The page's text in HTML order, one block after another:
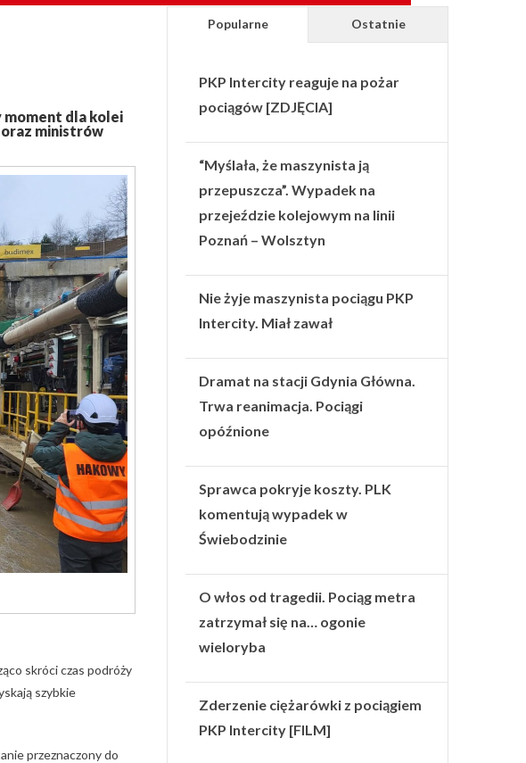
moment dla kolei
oraz ministrów
skróci czas podróży
szybkie
przeznaczony do
Popularne Ostatnie
PKP Intercity reaguje na pożar
pociągów [ZDJĘCIA]
“Myślała, że maszynista ją
przepuszcza”. Wypadek na
przejeździe kolejowym na linii
Poznań – Wolsztyn
Nie żyje maszynista pociągu PKP
Intercity. Miał zawał
Dramat na stacji Gdynia Główna.
Trwa reanimacja. Pociągi
opóźnione
Sprawca pokryje koszty. PLK
komentują wypadek w
Świebodzinie
O włos od tragedii. Pociąg metra
zatrzymał się na… ogonie
wieloryba
Zderzenie ciężarówki z pociągiem
PKP Intercity [FILM]